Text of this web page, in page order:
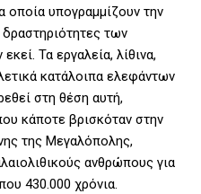
οποία υπογραμμίζουν την
δραστηριότητες των
Τα εργαλεία, λίθινα,
κατάλοιπα ελεφάντων
στη θέση αυτή,
κάποτε βρισκόταν στην
της Μεγαλόπολης,
ανθρώπους για
430.000 χρόνια.